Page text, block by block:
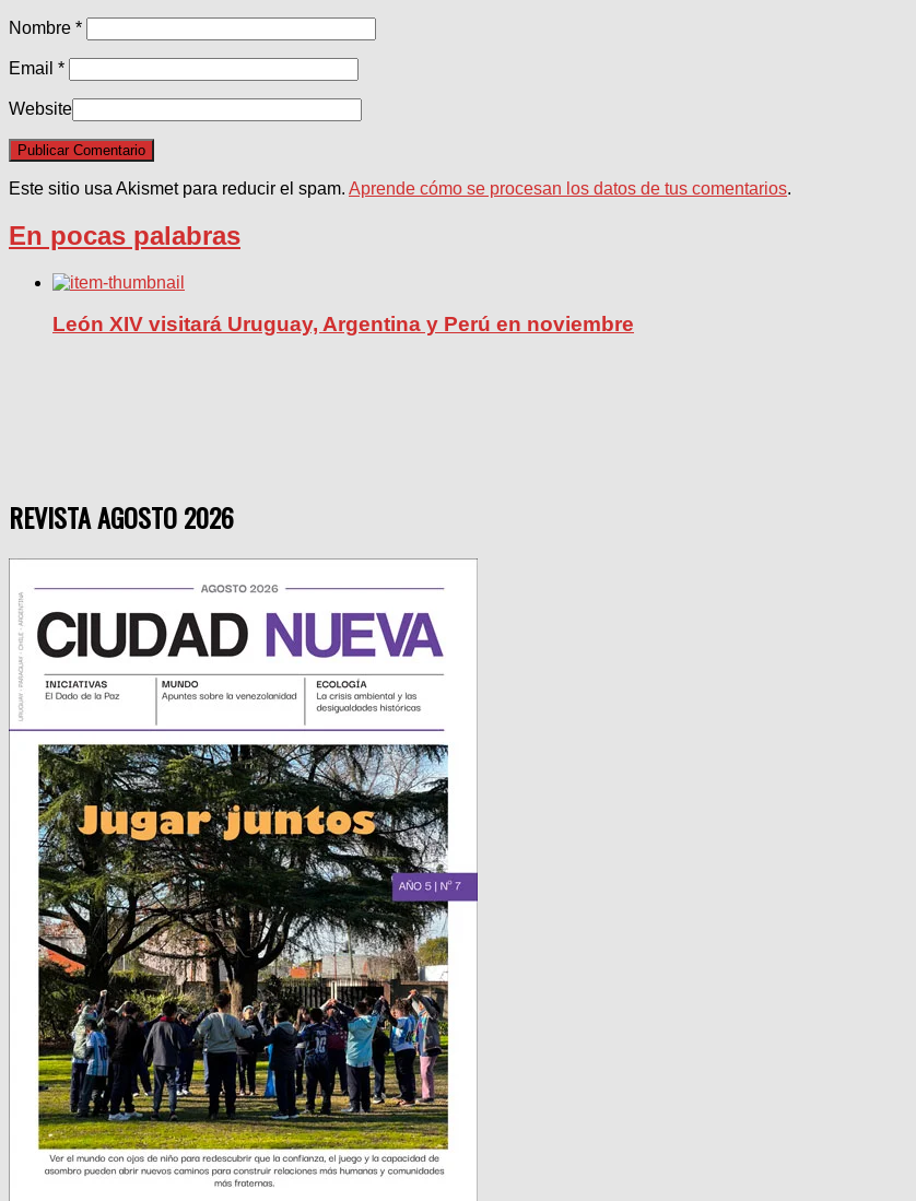
Nombre *
Email *
Website
Este sitio usa Akismet para reducir el spam. Aprende cómo se procesan los datos de tus comentarios.
En pocas palabras
León XIV visitará Uruguay, Argentina y Perú en noviembre
REVISTA AGOSTO 2026